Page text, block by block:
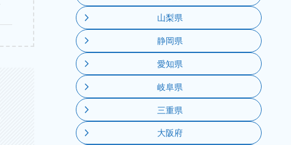
山梨県
静岡県
愛知県
岐阜県
三重県
大阪府